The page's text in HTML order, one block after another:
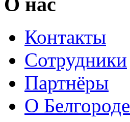
Контакты
Сотрудники
Партнёры
О Белгороде